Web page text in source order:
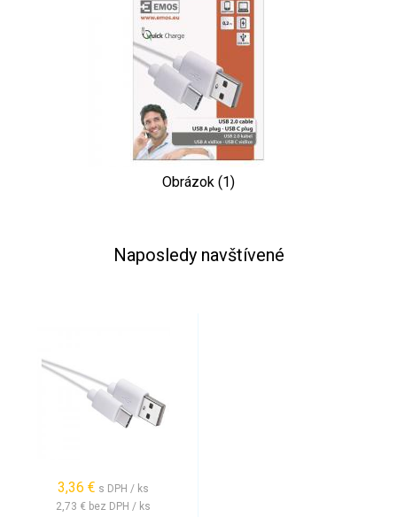
Obrázok (1)
Naposledy navštívené
3,36 € s DPH / ks
2,73 € bez DPH / ks